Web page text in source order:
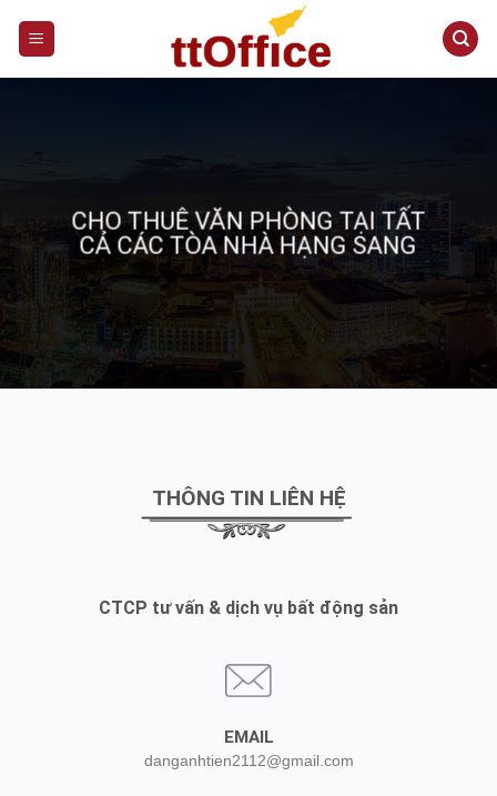
n
n
t
CHO THUÊ VĂN PHÒNG TẠI TẤT
CẢ CÁC TÒA NHÀ HẠNG SANG
THÔNG TIN LIÊN HỆ
CTCP tư vấn & dịch vụ bất động sản
EMAIL
danganhtien2112@gmail.com